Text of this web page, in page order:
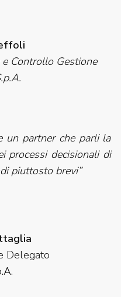
Controllo Gestione
un partner che parli la
processi decisionali di
piuttosto brevi”
Delegato